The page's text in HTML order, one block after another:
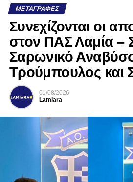
ΜΕΤΑΓΡΑΦΈΣ
Συνεχίζονται οι
στον ΠΑΣ Λαμία –
Σαρωνικό
Τρούμπουλος και
01/08/2026
Lamiara